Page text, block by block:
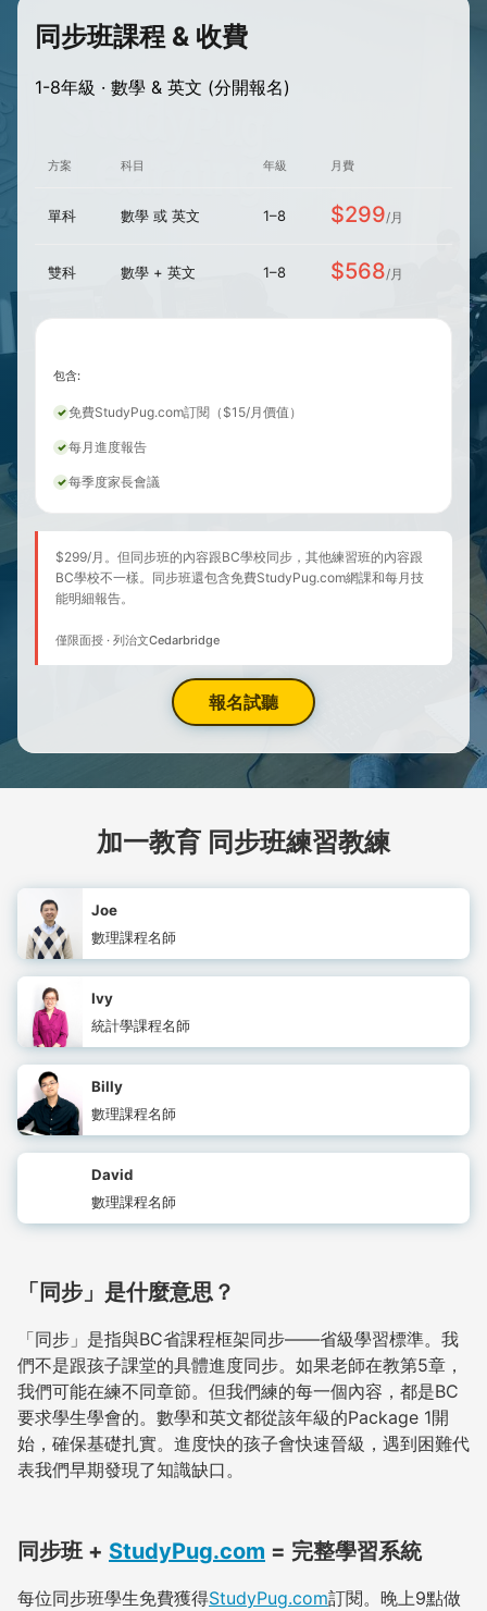
同步班課程 & 收費
1-8年級 · 數學 & 英文 (分開報名)
方案 科目 年級 月費
單科 數學 或 英文 1–8 $299/月
雙科 數學 + 英文 1–8 $568/月
包含:
免費StudyPug.com訂閱（$15/月價值）
每月進度報告
每季度家長會議
$299/月。但同步班的內容跟BC學校同步，其他練習班的內容跟
BC學校不一樣。同步班還包含免費StudyPug.com網課和每月技
能明細報告。
僅限面授 · 列治文Cedarbridge
報名試聽
加一教育 同步班練習教練
Joe
數理課程名師
Ivy
統計學課程名師
Billy
數理課程名師
David
數理課程名師
「同步」是什麼意思？
「同步」是指與BC省課程框架同步——省級學習標準。我
們不是跟孩子課堂的具體進度同步。如果老師在教第5章，
我們可能在練不同章節。但我們練的每一個內容，都是BC
要求學生學會的。數學和英文都從該年級的Package 1開
始，確保基礎扎實。進度快的孩子會快速晉級，遇到困難代
表我們早期發現了知識缺口。
同步班 + StudyPug.com = 完整學習系統
每位同步班學生免費獲得StudyPug.com訂閱。晚上9點做